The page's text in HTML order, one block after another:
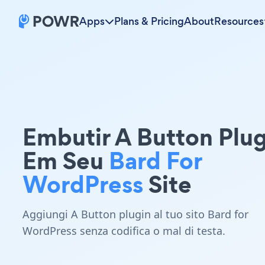
Apps Plans & PricingAboutResources
Embutir A Button
Em Seu Bard For
WordPressSite
Aggiungi A Button plugin al tuo sito Bard for
WordPress senza codifica o mal di testa.